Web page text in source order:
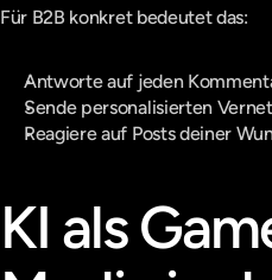
Für B2B konkret bedeutet das:
Antworte auf jeden
Sende personalisierten
Reagiere auf Posts deiner
KI als